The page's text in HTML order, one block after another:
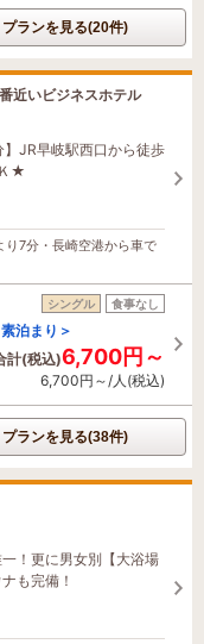
プランを見る(20件)
近いビジネスホテル
】JR早岐駅西口から徒歩
★
り7分・長崎空港から車で
シングル 食事なし
泊まり＞
計(税込)6,700円～
6,700円～/人(税込)
プランを見る(38件)
！更に男女別【大浴場
も完備！